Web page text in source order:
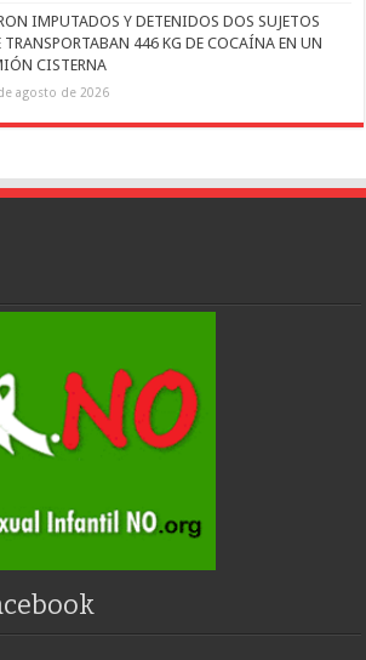
IMPUTADOS Y DETENIDOS DOS SUJETOS
TRANSPORTABAN 446 KG DE COCAÍNA EN UN
CISTERNA
agosto de 2026